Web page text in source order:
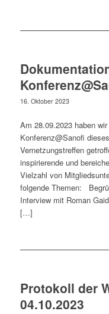
16. Oktober 2023
Am 28.09.2023 haben
Konferenz@Sanofi
Vernetzungstreffen
inspirierende und
Vielzahl von
folgende Themen:
Interview mit Roman
[…]
Protokoll der
04.10.2023